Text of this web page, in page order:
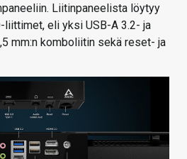
Liitinpaneelista löytyy
eli yksi USB-A 3.2- ja
mm:n komboliitin sekä reset- ja